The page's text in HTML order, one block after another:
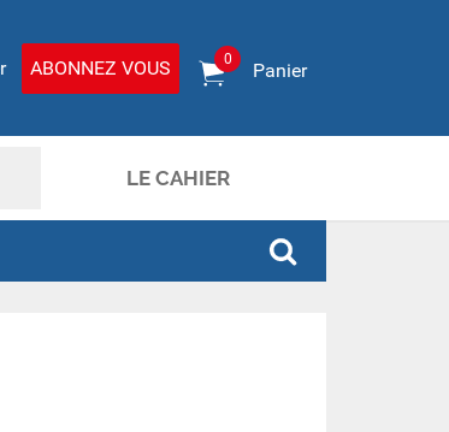
ABONNEZ VOUS Panier
0
LE CAHIER